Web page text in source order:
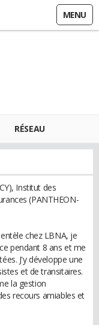
MENU
RÉSEAU
Institut des
(PANTHEON-
chez LBNA, je
pendant 8 ans et me
J'y développe une
et de transitaires.
la gestion
recours amiables et